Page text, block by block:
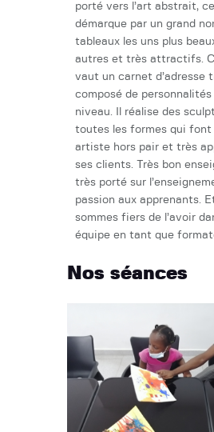
porté vers l’art abstrait,
démarque par un grand
tableaux les uns plus
autres et très attractifs.
vaut un carnet d’adresse
composé de personnalités
niveau. Il réalise des
toutes les formes qui font
artiste hors pair et très
ses clients. Très bon
très porté sur
passion aux apprenants.
sommes fiers de l’avoir
équipe en tant que
Nos séances